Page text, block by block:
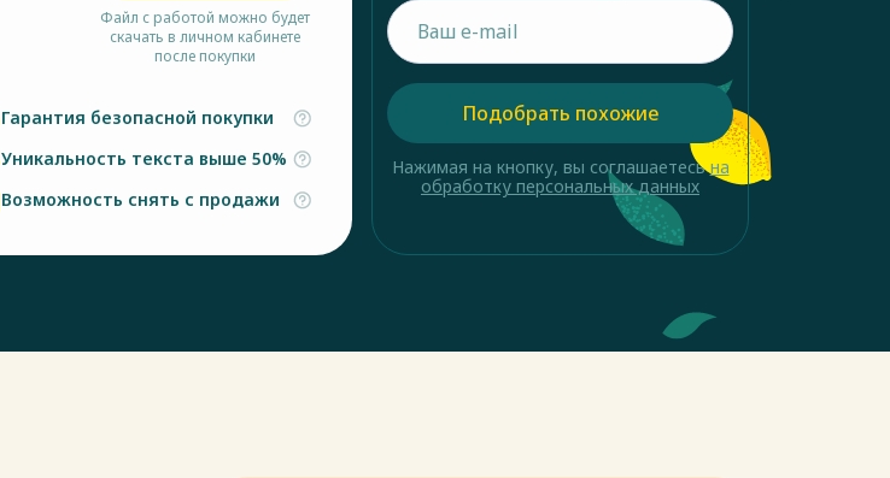
Файл с работой можно будет
скачать в личном кабинете
после покупки
Гарантия безопасной покупки
Уникальность текста выше 50%
Возможность снять с продажи
Подобрать похожие
Нажимая на кнопку, вы соглашаетесьна
обработку персональных данных